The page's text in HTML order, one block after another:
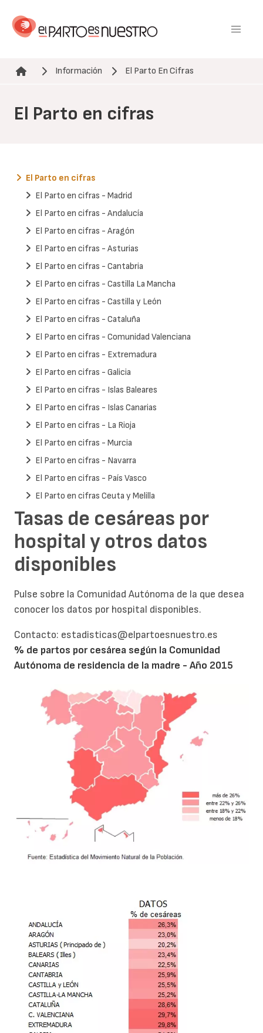
contenido
Ruta de navegación
Información El Parto En Cifras
El Parto en cifras
Tasas de cesáreas por
hospital y otros datos
disponibles
Pulse sobre la Comunidad Autónoma de la que desea
conocer los datos por hospital disponibles.
Contacto: estadisticas@elpartoesnuestro.es
% de partos por cesárea según la Comunidad
Autónoma de residencia de la madre - Año 2015
El Parto en cifras
El Parto en cifras - Madrid
El Parto en cifras - Andalucía
El Parto en cifras - Aragón
El Parto en cifras - Asturias
El Parto en cifras - Cantabria
El Parto en cifras - Castilla La Mancha
El Parto en cifras - Castilla y León
El Parto en cifras - Cataluña
El Parto en cifras - Comunidad Valenciana
El Parto en cifras - Extremadura
El Parto en cifras - Galicia
El Parto en cifras - Islas Baleares
El Parto en cifras - Islas Canarias
El Parto en cifras - La Rioja
El Parto en cifras - Murcia
El Parto en cifras - Navarra
El Parto en cifras - País Vasco
El Parto en cifras Ceuta y Melilla